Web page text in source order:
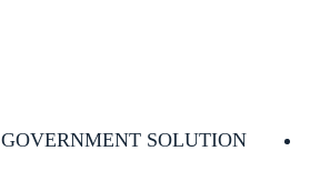
GOVERNMENT SOLUTION